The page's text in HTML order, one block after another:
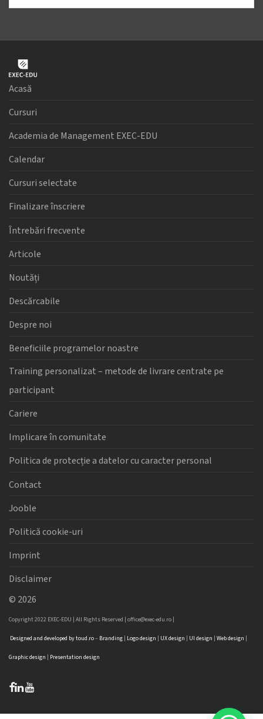
Acasă
Cursuri
Academia de Management EXEC-EDU
Calendar
Cursuri selectate
Finalizare înscriere
Întrebări frecvente
Articole
Noutăți
Descărcabile
Despre noi
Beneficiile programelor noastre
Training personalizat – metode de livrare centrate pe
participant
Cariere
Implicare în comunitate
Politica de protecție a datelor cu caracter personal
Contact
Jooble
Politică cookie-uri
Imprint
Disclaimer
© 2026
Copyright 2022 EXEC-EDU | All Rights Reserved | office@exec-edu.ro
Designed and developed bytoud.ro– Branding Logodesign UX design UI design Web design
Graphic design Presentation design